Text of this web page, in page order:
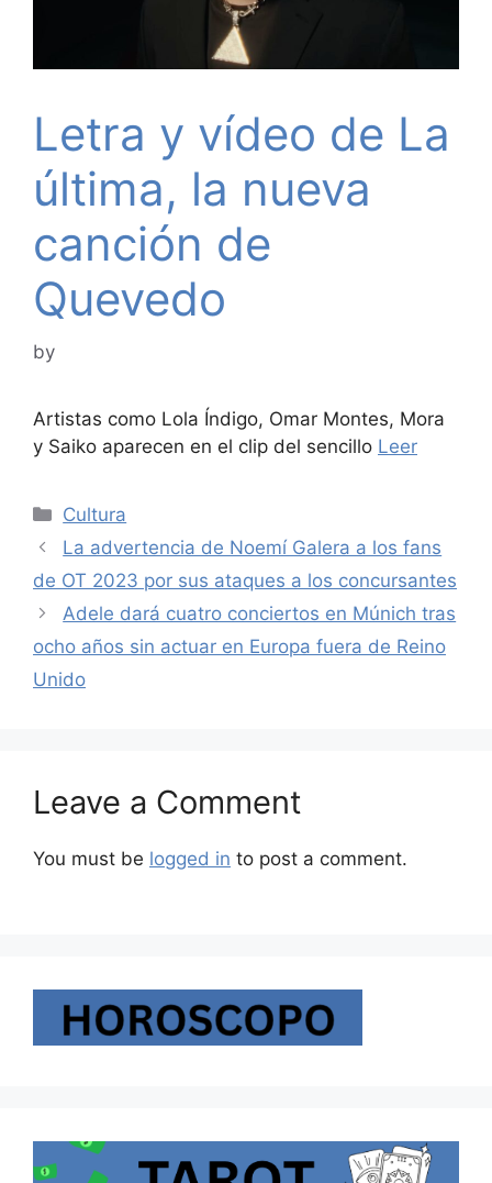
Letra y vídeo de La
última, la nueva
canción de
Quevedo
by
Artistas como Lola Índigo, Omar Montes, Mora
y Saiko aparecen en el clip del sencillo Leer
Categories
Cultura
La advertencia de Noemí Galera a los fans
de OT 2023 por sus ataques a los concursantes
Adele dará cuatro conciertos en Múnich tras
ocho años sin actuar en Europa fuera de Reino
Unido
Leave a Comment
You must be logged in to post a comment.